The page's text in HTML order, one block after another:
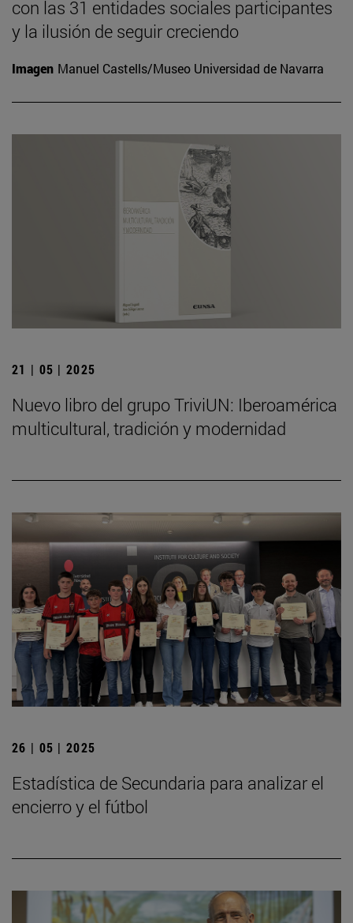
con las 31 entidades sociales participantes
y la ilusión de seguir creciendo
Imagen Manuel Castells/Museo Universidad de Navarra
21 | 05 | 2025
Nuevo libro del grupo TriviUN: Iberoamérica
multicultural, tradición y modernidad
26 | 05 | 2025
Estadística de Secundaria para analizar el
encierro y el fútbol